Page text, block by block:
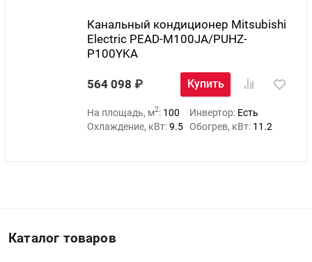
Канальный кондиционер Mitsubishi
Electric PEAD-M100JA/PUHZ-
P100YKA
564 098 Купить
На площадь, м2: 100 Инвертор: Есть
Охлаждение, кВт:9.5 Обогрев, кВт: 11.2
Каталог товаров